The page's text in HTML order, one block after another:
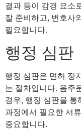
결과 등이 감경 요소
잘 준비하고, 변호사
필요합니다.
행정 심판
행정 심판은 면허 정
는 절차입니다. 음주
경우, 행정 심판을 통
과정에서 필요한 서
중요합니다.